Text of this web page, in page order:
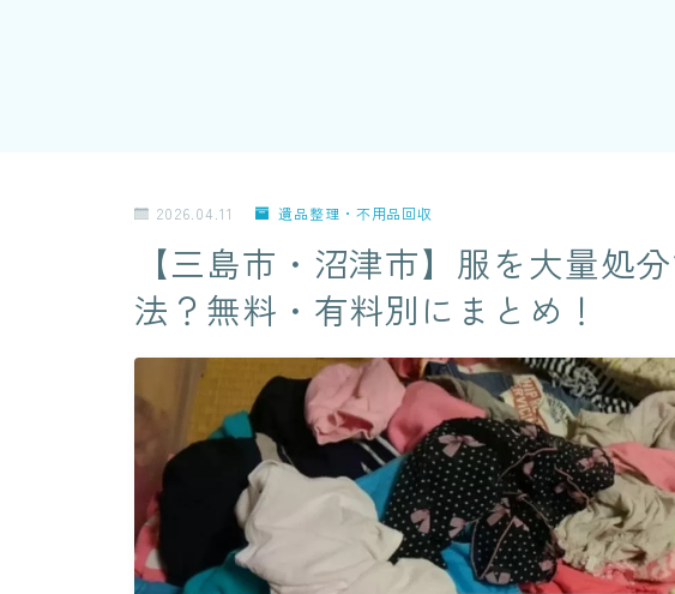
2026.04.11 遺品整理・不用品回収
【三島市・沼津市】服を大量処
法？無料・有料別にまとめ！